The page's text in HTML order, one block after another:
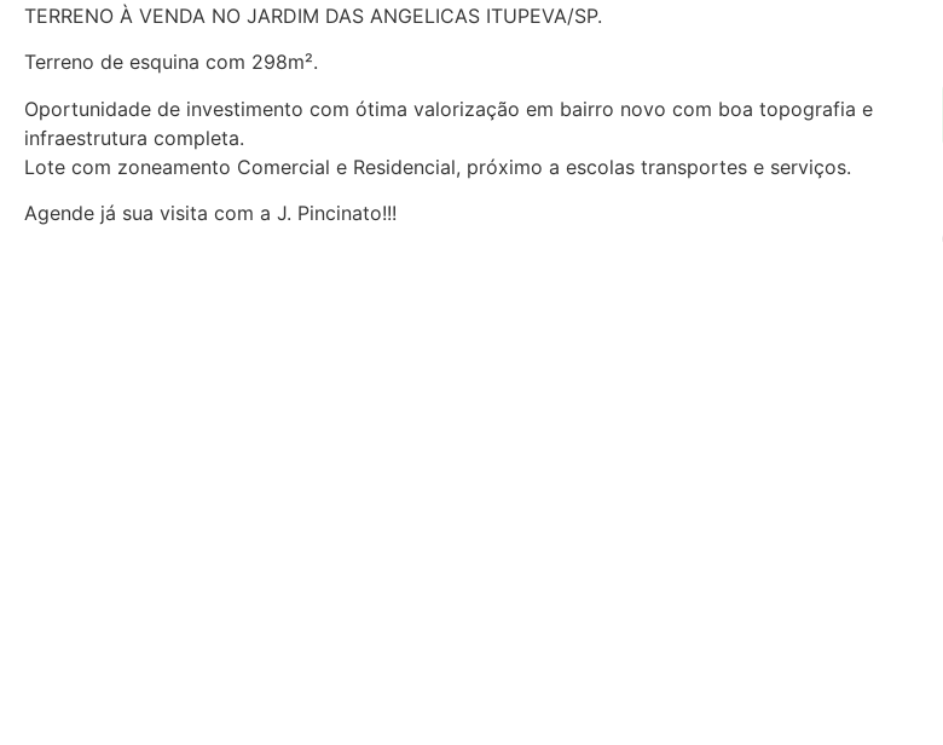
TERRENO À VENDA NO JARDIM DAS ANGELICAS ITUPEVA/SP.
Terreno de esquina com 298m².
Oportunidade de investimento com ótima valorização em bairro novo com boa topografia e
infraestrutura completa.
Lote com zoneamento Comercial e Residencial, próximo a escolas transportes e serviços.
Agende já sua visita com a J. Pincinato!!!